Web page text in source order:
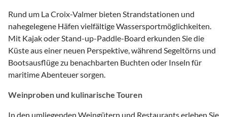
Rund um La Croix-Valmer bieten Strandstationen und
nahegelegene Häfen vielfältige Wassersportmöglichkeiten.
Mit Kajak oder Stand-up-Paddle-Board erkunden Sie die
Küste aus einer neuen Perspektive, während Segeltörns und
Bootsausflüge zu benachbarten Buchten oder Inseln für
maritime Abenteuer sorgen.
Weinproben und kulinarische Touren
In den umliegenden Weingütern und Restaurants erleben Sie